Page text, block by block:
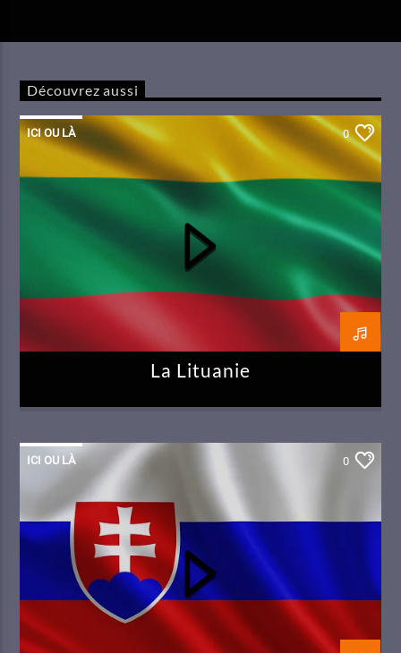
Découvrez aussi
ICI OU LÀ 0
La Lituanie
ICI OU LÀ 0